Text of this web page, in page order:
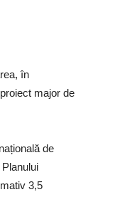
în
major de
de
3,5